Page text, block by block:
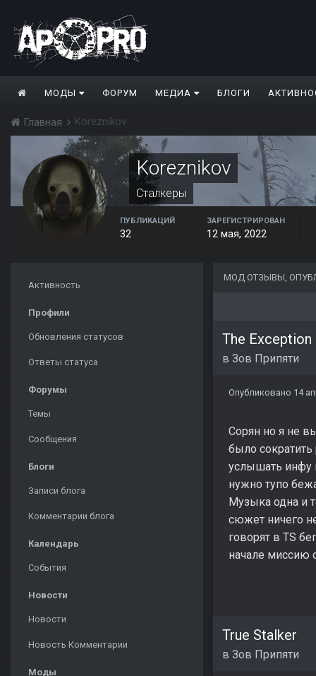
МОДЫ ФОРУМ МЕДИА БЛОГИ
Главная Koreznikov
Koreznikov
Сталкеры
ПУБЛИКАЦИЙ
32
ЗАРЕГИСТРИРОВАН
12 мая, 2022
Активность
Профили
Обновления статусов
Ответы статуса
Форумы
Темы
Сообщения
Блоги
Записи блога
Комментарии блога
Календарь
События
Новости
Новости
Новость Комментарии
Моды
МОД ОТЗЫВЫ,
The Exception
в Зов Припяти
Опубликовано 14
Сорян но я не
было
услышать инфу
нужно тупо
Музыка одна и
сюжет ничего
говорят в TS
начале миссию
True Stalker
в Зов Припяти